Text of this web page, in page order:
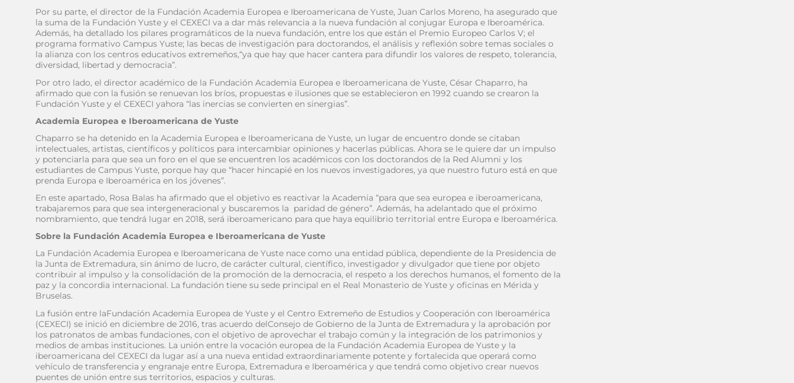
Por su parte, el director de la Fundación Academia Europea e Iberoamericana de Yuste, Juan Carlos Moreno, ha asegurado que
la suma de la Fundación Yuste y el CEXECI va a dar más relevancia a la nueva fundación al conjugar Europa e Iberoamérica.
Además, ha detallado los pilares programáticos de la nueva fundación, entre los que están el Premio Europeo Carlos V; el
programa formativo Campus Yuste; las becas de investigación para doctorandos, el análisis y reflexión sobre temas sociales o
la alianza con los centros educativos extremeños,“ya que hay que hacer cantera para difundir los valores de respeto, tolerancia,
diversidad, libertad y democracia”.
Por otro lado, el director académico de la Fundación Academia Europea e Iberoamericana de Yuste, César Chaparro, ha
afirmado que con la fusión se renuevan los bríos, propuestas e ilusiones que se establecieron en 1992 cuando se crearon la
Fundación Yuste y el CEXECI yahora “las inercias se convierten en sinergias”.
Academia Europea e Iberoamericana de Yuste
Chaparro se ha detenido en la Academia Europea e Iberoamericana de Yuste, un lugar de encuentro donde se citaban
intelectuales, artistas, científicos y políticos para intercambiar opiniones y hacerlas públicas. Ahora se le quiere dar un impulso
y potenciarla para que sea un foro en el que se encuentren los académicos con los doctorandos de la Red Alumni y los
estudiantes de Campus Yuste, porque hay que “hacer hincapié en los nuevos investigadores, ya que nuestro futuro está en que
prenda Europa e Iberoamérica en los jóvenes”.
En este apartado, Rosa Balas ha afirmado que el objetivo es reactivar la Academia “para que sea europea e iberoamericana,
trabajaremos para que sea intergeneracional y buscaremos la paridad de género”. Además, ha adelantado que el próximo
nombramiento, que tendrá lugar en 2018, será iberoamericano para que haya equilibrio territorial entre Europa e Iberoamérica.
Sobre la Fundación Academia Europea e Iberoamericana de Yuste
La Fundación Academia Europea e Iberoamericana de Yuste nace como una entidad pública, dependiente de la Presidencia de
la Junta de Extremadura, sin ánimo de lucro, de carácter cultural, científico, investigador y divulgador que tiene por objeto
contribuir al impulso y la consolidación de la promoción de la democracia, el respeto a los derechos humanos, el fomento de la
paz y la concordia internacional. La fundación tiene su sede principal en el Real Monasterio de Yuste y oficinas en Mérida y
Bruselas.
La fusión entre laFundación Academia Europea de Yuste y el Centro Extremeño de Estudios y Cooperación con Iberoamérica
(CEXECI) se inició en diciembre de 2016, tras acuerdo delConsejo de Gobierno de la Junta de Extremadura y la aprobación por
los patronatos de ambas fundaciones, con el objetivo de aprovechar el trabajo común y la integración de los patrimonios y
medios de ambas instituciones. La unión entre la vocación europea de la Fundación Academia Europea de Yuste y la
iberoamericana del CEXECI da lugar así a una nueva entidad extraordinariamente potente y fortalecida que operará como
vehículo de transferencia y engranaje entre Europa, Extremadura e Iberoamérica y que tendrá como objetivo crear nuevos
puentes de unión entre sus territorios, espacios y culturas.